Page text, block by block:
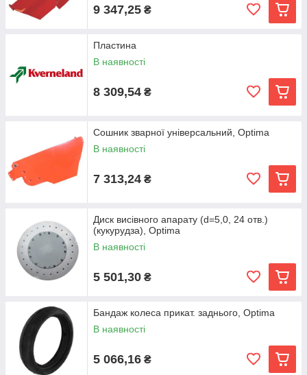
9 347,25 ₴
Пластина
В наявності
8 309,54 ₴
Сошник зварної універсальний, Optima
В наявності
7 313,24 ₴
Диск висівного апарату (d=5,0, 24 отв.)
(кукурудза), Optima
В наявності
5 501,30 ₴
Бандаж колеса прикат. заднього, Optima
В наявності
5 066,16 ₴